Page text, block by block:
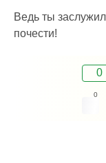
Ведь ты
почести!
0
0